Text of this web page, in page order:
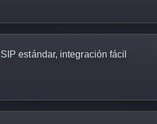
SIP estándar, integración fácil